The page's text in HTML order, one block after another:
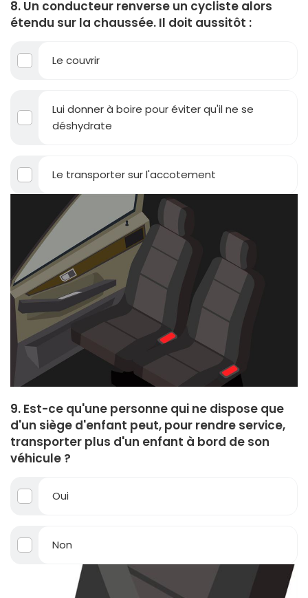
8. Un conducteur renverse un cycliste alors
étendu sur la chaussée. Il doit aussitôt :
Le couvrir
Lui donner à boire pour éviter qu'il ne se
déshydrate
Le transporter sur l'accotement
9. Est-ce qu'une personne qui ne dispose que
d'un siège d'enfant peut, pour rendre service,
transporter plus d'un enfant à bord de son
véhicule ?
Oui
Non